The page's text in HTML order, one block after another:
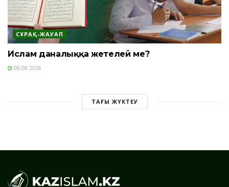
СҰРАҚ-ЖАУАП
Ислам даналыққа жетелей ме?
09.08.2026
ТАҒЫ ЖҮКТЕУ